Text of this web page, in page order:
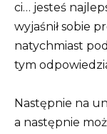
ci… jesteś
wyjaśnił sobie
natychmiast
tym
Następnie na
a następnie